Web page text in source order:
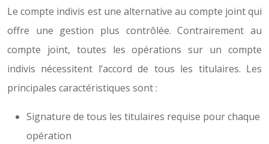
Le compte indivis est une alternative au compte joint qui
offre une gestion plus contrôlée. Contrairement au
compte joint, toutes les opérations sur un compte
indivis nécessitent l’accord de tous les titulaires. Les
principales caractéristiques sont :
Signature de tous les titulaires requise pour chaque
opération